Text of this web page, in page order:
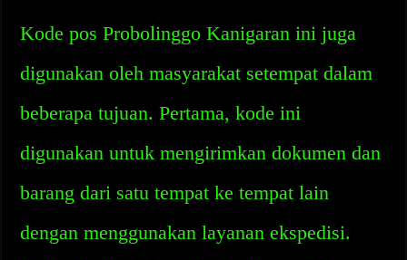
Kode pos Probolinggo Kanigaran ini juga
digunakan oleh masyarakat setempat dalam
beberapa tujuan. Pertama, kode ini
digunakan untuk mengirimkan dokumen dan
barang dari satu tempat ke tempat lain
dengan menggunakan layanan ekspedisi.